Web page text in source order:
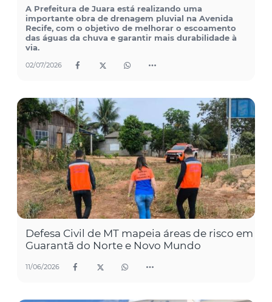
A Prefeitura de Juara está realizando uma
importante obra de drenagem pluvial na Avenida
Recife, com o objetivo de melhorar o escoamento
das águas da chuva e garantir mais durabilidade à
via.
02/07/2026
Defesa Civil de MT mapeia áreas de risco em
Guarantã do Norte e Novo Mundo
11/06/2026